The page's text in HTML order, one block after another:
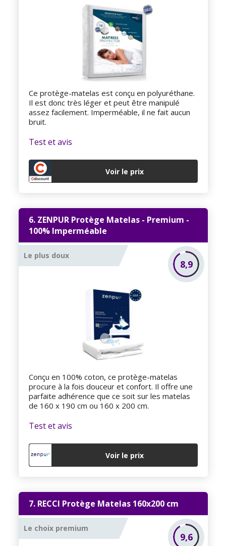
Ce protège-matelas est conçu en polyuréthane.
Il est donc très léger et peut être manipulé
assez facilement. Imperméable, il ne fait aucun
bruit.
Test et avis
Voir le prix
6. ZENPUR Protège Matelas - Premium -
100% Imperméable
Le plus doux
8,9
Conçu en 100% coton, ce protège-matelas
procure à la fois douceur et confort. Il offre une
parfaite adhérence que ce soit sur les matelas
de 160 x 190 cm ou 160 x 200 cm.
Test et avis
Voir le prix
7. RECCI Protège Matelas 160x200 cm
Le choix premium
9,6